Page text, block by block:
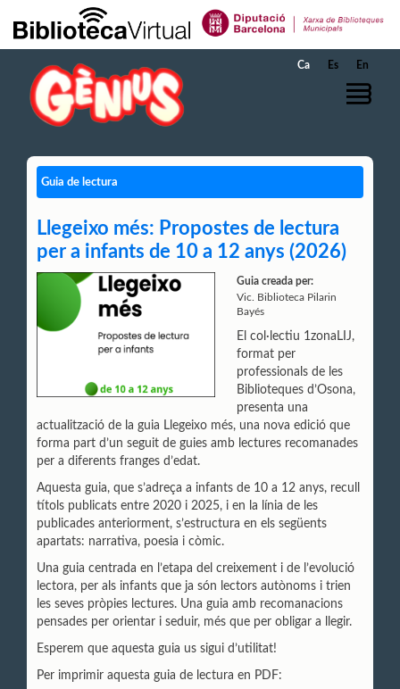
Salta al contingut principal
Ca Es En
Guia de lectura
Llegeixo més: Propostes de lectura
per a infants de 10 a 12 anys (2026)
Guia creada per:
Vic. Biblioteca Pilarin
Bayés
El col·lectiu 1zonaLIJ,
format per
professionals de les
Biblioteques d’Osona,
presenta una
actualització de la guia Llegeixo més, una nova edició que
forma part d’un seguit de guies amb lectures recomanades
per a diferents franges d’edat.
Aquesta guia, que s’adreça a infants de 10 a 12 anys, recull
títols publicats entre 2020 i 2025, i en la línia de les
publicades anteriorment, s’estructura en els següents
apartats: narrativa, poesia i còmic.
Una guia centrada en l’etapa del creixement i de l’evolució
lectora, per als infants que ja són lectors autònoms i trien
les seves pròpies lectures. Una guia amb recomanacions
pensades per orientar i seduir, més que per obligar a llegir.
Esperem que aquesta guia us sigui d’utilitat!
Per imprimir aquesta guia de lectura en PDF: